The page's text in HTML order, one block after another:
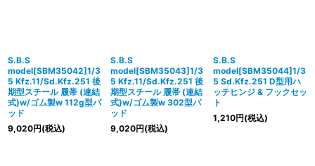
S.B.S
model[SBM35042]1/3
5 Kfz.11/Sd.Kfz.251 後
期型スチール 履帯 (連結
式)w/ゴム製w 112g型パ
ッド
9,020円(税込)
S.B.S
model[SBM35043]1/3
5 Kfz.11/Sd.Kfz.251 後
期型スチール 履帯 (連結
式)w/ゴム製w 302型パ
ッド
9,020円(税込)
S.B.S
model[SBM35044]1/3
5 Sd.Kfz.251 D型用ハ
ッチヒンジ & フックセッ
ト
1,210円(税込)